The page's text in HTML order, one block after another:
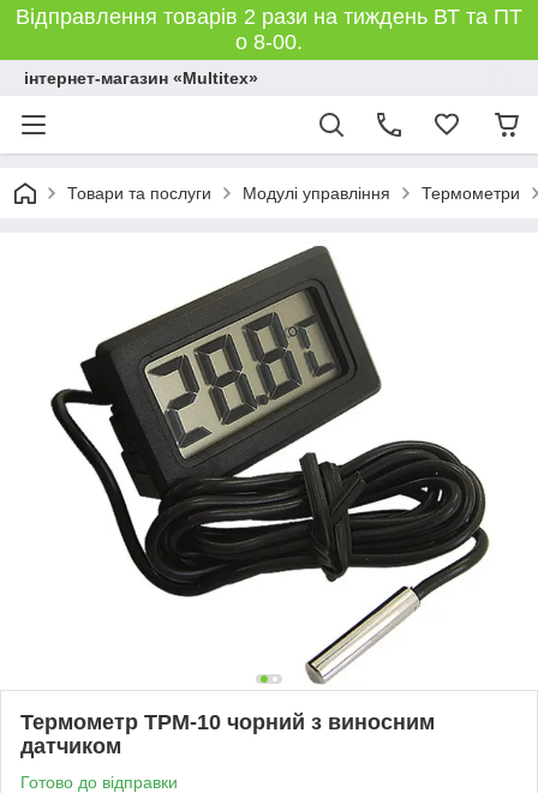
Відправлення товарів 2 рази на тиждень ВТ та ПТ
о 8-00.
інтернет-магазин «Multitex»
Товари та послуги Модулі управління Термометри
Термометр TPM-10 чорний з виносним
датчиком
Готово до відправки